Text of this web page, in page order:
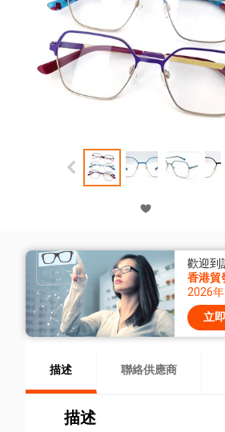
歡迎到
香港貿
2026
立
描述 聯絡供應商
描述